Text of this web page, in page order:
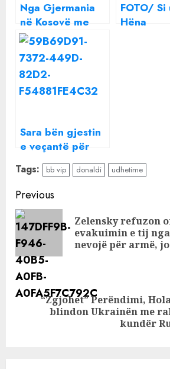
Nga Gjermania
në Kosovë me
avion privat/
Azet bën gjestin
e
jashtëzakonshëm
për fansat
FOTO/ Si
Hëna
Sara bën gjestin
e veçantë për
Ledrin në mes të
skenës së
‘Dancing With
the Stars’
Tags: bb vip donaldi udhetime
Continue
Reading
Previous
Zelensky refuzon
evakuimin e tij nga
nevojë për armë,
“Zgjohet” Perëndimi,
blindon Ukrainën me
kundër